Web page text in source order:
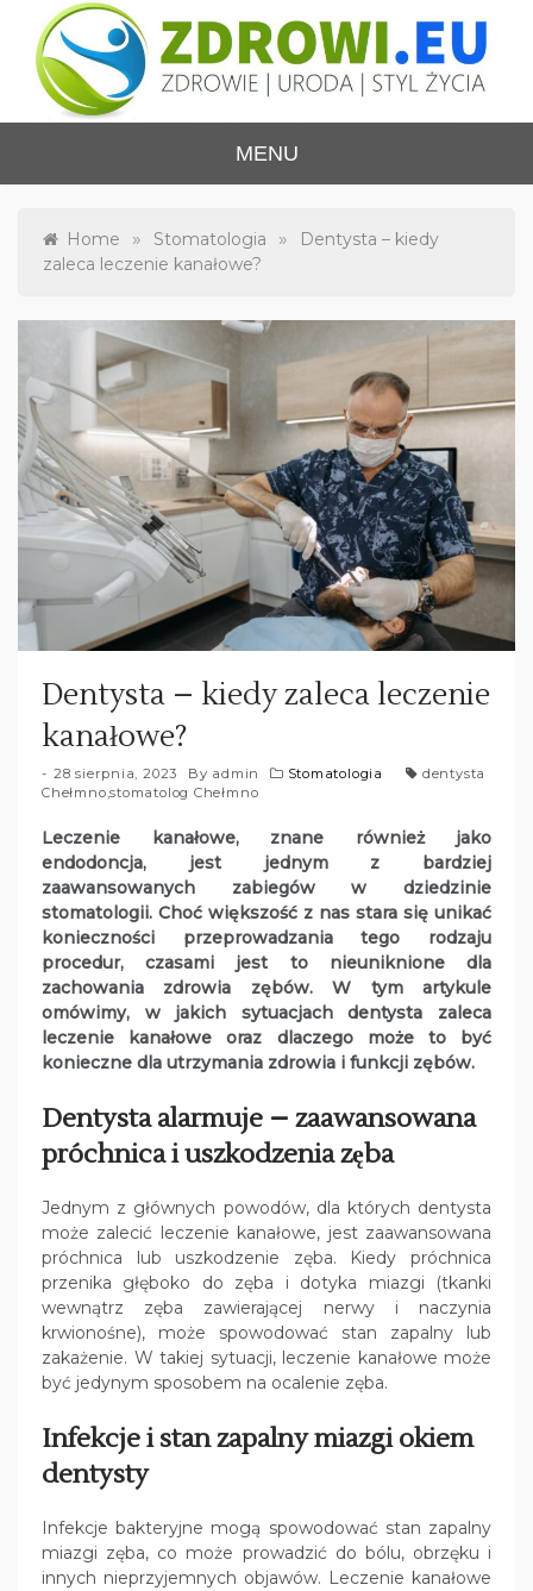
content
ZDROWI.EU
health&beauty, SPA, wellness
MENU
Home » Stomatologia »
Dentysta – kiedy
zaleca leczenie kanałowe?
Dentysta – kiedy zaleca leczenie
kanałowe?
28 sierpnia, 2023 By admin Stomatologia
dentysta
Chełmno,stomatolog Chełmno
Leczenie kanałowe, znane również jako
endodoncja, jest jednym z bardziej
zaawansowanych zabiegów w dziedzinie
stomatologii. Choć większość z nas stara się unikać
konieczności przeprowadzania tego rodzaju
procedur, czasami jest to nieuniknione dla
zachowania zdrowia zębów. W tym artykule
omówimy, w jakich sytuacjach dentysta zaleca
leczenie kanałowe oraz dlaczego może to być
konieczne dla utrzymania zdrowia i funkcji zębów.
Dentysta alarmuje – zaawansowana
próchnica i uszkodzenia zęba
Jednym z głównych powodów, dla których dentysta
może zalecić leczenie kanałowe, jest zaawansowana
próchnica lub uszkodzenie zęba. Kiedy próchnica
przenika głęboko do zęba i dotyka miazgi (tkanki
wewnątrz zęba zawierającej nerwy i naczynia
krwionośne), może spowodować stan zapalny lub
zakażenie. W takiej sytuacji, leczenie kanałowe może
być jedynym sposobem na ocalenie zęba.
Infekcje i stan zapalny miazgi okiem
dentysty
Infekcje bakteryjne mogą spowodować stan zapalny
miazgi zęba, co może prowadzić do bólu, obrzęku i
innych nieprzyjemnych objawów. Leczenie kanałowe